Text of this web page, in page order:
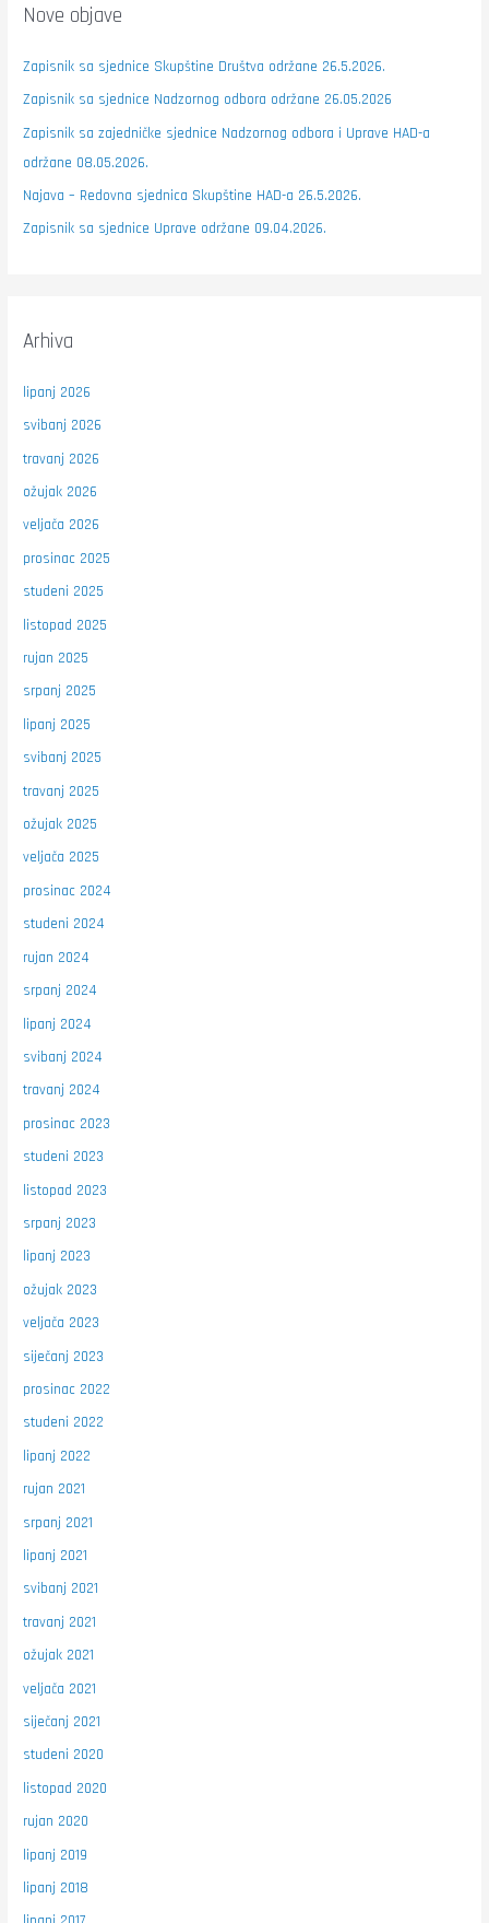
Nove objave
Zapisnik sa sjednice Skupštine Društva održane 26.5.2026.
Zapisnik sa sjednice Nadzornog odbora održane 26.05.2026
Zapisnik sa zajedničke sjednice Nadzornog odbora i Uprave HAD-a
održane 08.05.2026.
Najava – Redovna sjednica Skupštine HAD-a 26.5.2026.
Zapisnik sa sjednice Uprave održane 09.04.2026.
Arhiva
lipanj 2026
svibanj 2026
travanj 2026
ožujak 2026
veljača 2026
prosinac 2025
studeni 2025
listopad 2025
rujan 2025
srpanj 2025
lipanj 2025
svibanj 2025
travanj 2025
ožujak 2025
veljača 2025
prosinac 2024
studeni 2024
rujan 2024
srpanj 2024
lipanj 2024
svibanj 2024
travanj 2024
prosinac 2023
studeni 2023
listopad 2023
srpanj 2023
lipanj 2023
ožujak 2023
veljača 2023
siječanj 2023
prosinac 2022
studeni 2022
lipanj 2022
rujan 2021
srpanj 2021
lipanj 2021
svibanj 2021
travanj 2021
ožujak 2021
veljača 2021
siječanj 2021
studeni 2020
listopad 2020
rujan 2020
lipanj 2019
lipanj 2018